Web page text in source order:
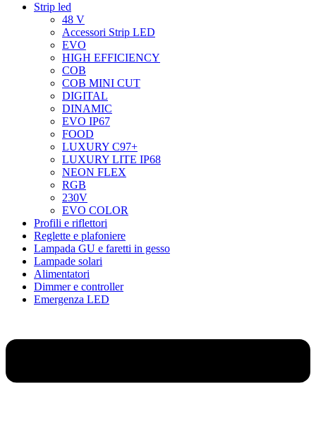
Strip led
48 V
Accessori Strip LED
EVO
HIGH EFFICIENCY
COB
COB MINI CUT
DIGITAL
DINAMIC
EVO IP67
FOOD
LUXURY C97+
LUXURY LITE IP68
NEON FLEX
RGB
230V
EVO COLOR
Profili e riflettori
Reglette e plafoniere
Lampada GU e faretti in gesso
Lampade solari
Alimentatori
Dimmer e controller
Emergenza LED